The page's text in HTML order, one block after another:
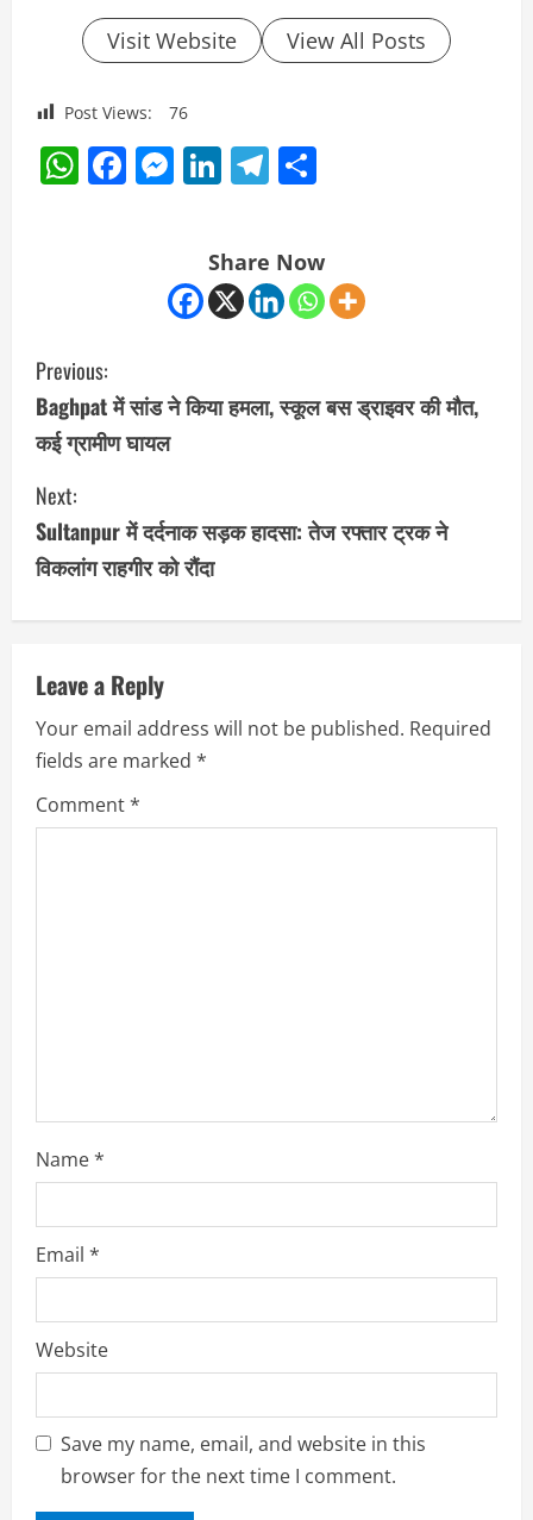
Visit Website View All Posts
Post Views: 76
WhatsApp
Facebook
Messenger
LinkedIn
Telegram
Share Now
C
o
n
t
i
n
e
R
e
Previous:
Baghpat में सांड ने किया हमला, स्कूल बस ड्राइवर की मौत,
कई ग्रामीण घायल
Next:
Sultanpur में दर्दनाक सड़क हादसा: तेज रफ्तार ट्रक ने
विकलांग राहगीर को रौंदा
Leave a Reply
Your email address will not be published. Required
fields are marked *
Comment*
Name*
Email *
Website
Save my name, email, and website in this
browser for the next time I comment.